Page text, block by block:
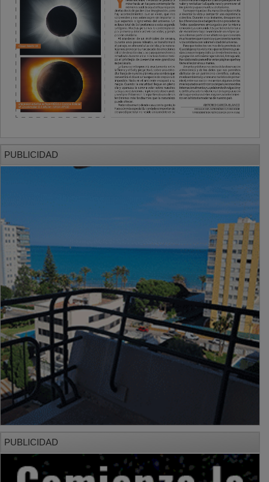
PUBLICIDAD
PUBLICIDAD